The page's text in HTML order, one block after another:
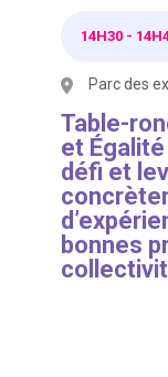
14H30 -
Parc des
Table-
et
défi et
bonnes